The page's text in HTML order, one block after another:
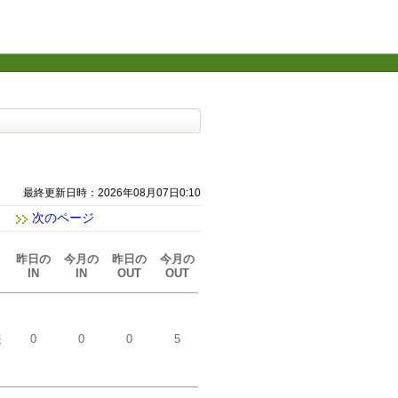
最終更新日時：2026年08月07日0:10
次のページ
昨日の
IN
今月の
IN
昨日の
OUT
今月の
OUT
0 0 0 5